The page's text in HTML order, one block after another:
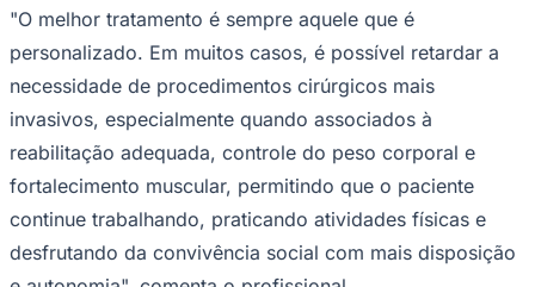
"O melhor tratamento é sempre aquele que é
personalizado. Em muitos casos, é possível retardar a
necessidade de procedimentos cirúrgicos mais
invasivos, especialmente quando associados à
reabilitação adequada, controle do peso corporal e
fortalecimento muscular, permitindo que o paciente
continue trabalhando, praticando atividades físicas e
desfrutando da convivência social com mais disposição